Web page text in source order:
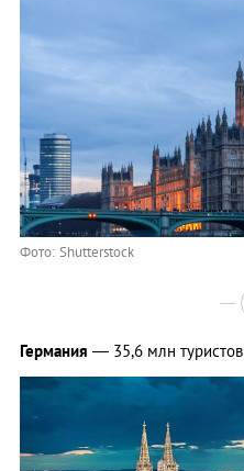
Фото: Shutterstock
Германия — 35,6 млн туристов